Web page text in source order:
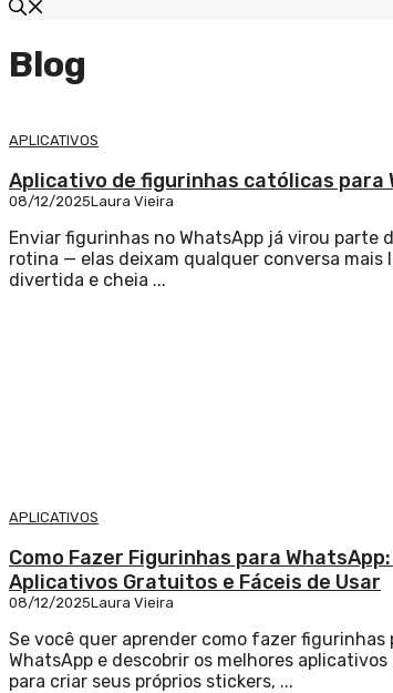
Blog
APLICATIVOS
Aplicativo de figurinhas católicas para
08/12/2025Laura Vieira
Enviar figurinhas no WhatsApp já virou parte
rotina — elas deixam qualquer conversa mais
divertida e cheia ...
APLICATIVOS
Como Fazer Figurinhas para WhatsApp:
Aplicativos Gratuitos e Fáceis de Usar
08/12/2025Laura Vieira
Se você quer aprender como fazer figurinhas
WhatsApp e descobrir os melhores
para criar seus próprios stickers, ...